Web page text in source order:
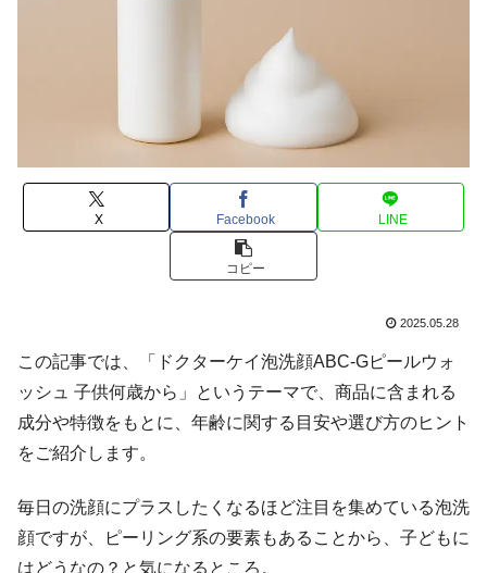
X Facebook LINE
コピー
2025.05.28
この記事では、「ドクターケイ泡洗顔ABC-Gピールウォ
ッシュ 子供何歳から」というテーマで、商品に含まれる
成分や特徴をもとに、年齢に関する目安や選び方のヒント
をご紹介します。
毎日の洗顔にプラスしたくなるほど注目を集めている泡洗
顔ですが、ピーリング系の要素もあることから、子どもに
はどうなの？と気になるところ。